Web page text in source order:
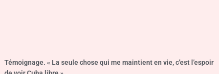
Témoignage. « La seule chose qui me maintient en vie, c’est l’espoir